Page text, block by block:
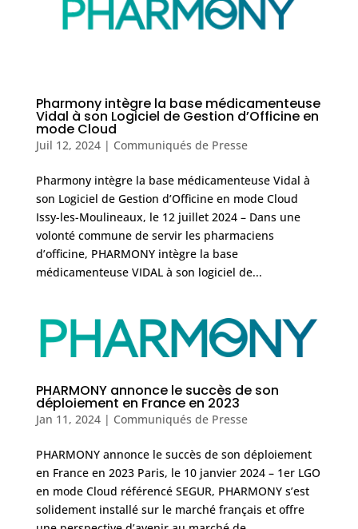
Pharmony intègre la base médicamenteuse
Vidal à son Logiciel de Gestion d’Officine en
mode Cloud
Juil 12, 2024| Communiqués de Presse
Pharmony intègre la base médicamenteuse Vidal à
son Logiciel de Gestion d’Officine en mode Cloud
Issy-les-Moulineaux, le 12 juillet 2024 – Dans une
volonté commune de servir les pharmaciens
d’officine, PHARMONY intègre la base
médicamenteuse VIDAL à son logiciel de...
PHARMONY annonce le succès de son
déploiement en France en 2023
Jan 11, 2024| Communiqués de Presse
PHARMONY annonce le succès de son déploiement
en France en 2023 Paris, le 10 janvier 2024 – 1er LGO
en mode Cloud référencé SEGUR, PHARMONY s’est
solidement installé sur le marché français et offre